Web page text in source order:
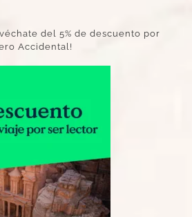
del 5% de descuento por
Accidental!